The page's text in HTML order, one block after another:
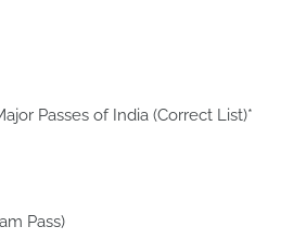
Passes of India (Correct List)*
Pass)